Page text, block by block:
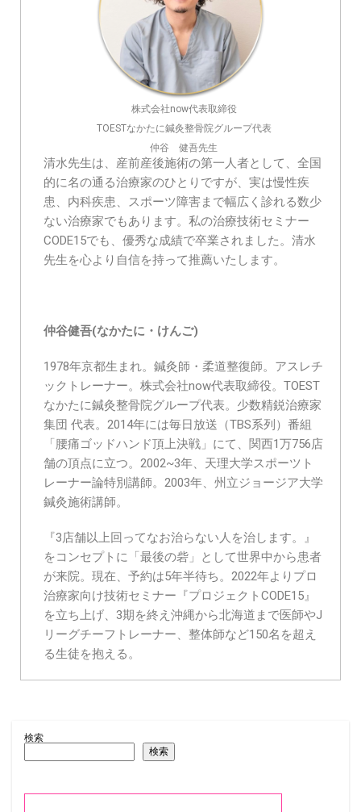
株式会社now代表取締役
TOESTなかたに鍼灸整骨院グループ代表
仲谷 健吾先生
清水先生は、産前産後施術の第一人者として、全国
的に名の通る治療家のひとりですが、実は慢性疾
患、内科疾患、スポーツ障害まで幅広く診れる数少
ない治療家でもあります。私の治療技術セミナー
CODE15でも、優秀な成績で卒業されました。清水
先生を心より自信を持って推薦いたします。
仲谷健吾(なかたに・けんご)
1978年京都生まれ。鍼灸師・柔道整復師。アスレチ
ックトレーナー。株式会社now代表取締役。TOEST
なかたに鍼灸整骨院グループ代表。少数精鋭治療家
集団 代表。2014年には毎日放送（TBS系列）番組
「腰痛ゴッドハンド頂上決戦」にて、関西1万756店
舗の頂点に立つ。2002~3年、天理大学スポーツト
レーナー論特別講師。2003年、州立ジョージア大学
鍼灸施術講師。
『3店舗以上回ってなお治らない人を治します。』
をコンセプトに「最後の砦」として世界中から患者
が来院。現在、予約は5年半待ち。2022年よりプロ
治療家向け技術セミナー『プロジェクトCODE15』
を立ち上げ、3期を終え沖縄から北海道まで医師やJ
リーグチーフトレーナー、整体師など150名を超え
る生徒を抱える。
検索
検索